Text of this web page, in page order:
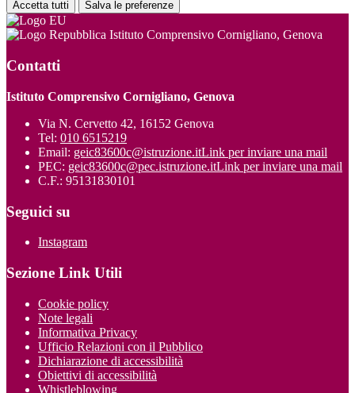
Accetta tutti Salva le preferenze
Istituto Comprensivo Cornigliano, Genova
Contatti
Istituto Comprensivo Cornigliano, Genova
Via N. Cervetto 42, 16152 Genova
Tel: 010 6515219
Email: geic83600c@istruzione.itLink per inviare una mail
PEC: geic83600c@pec.istruzione.itLink per inviare una mail
C.F.: 95131830101
Seguici su
Instagram
Sezione Link Utili
Cookie policy
Note legali
Informativa Privacy
Ufficio Relazioni con il Pubblico
Dichiarazione di accessibilità
Obiettivi di accessibilità
Whistleblowing